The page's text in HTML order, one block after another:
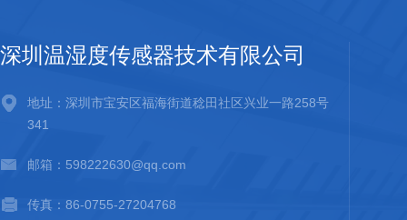
深圳温湿度传感器技术有限公司
地址：深圳市宝安区福海街道稔田社区兴业一路258号
341
邮箱：598222630@qq.com
传真：86-0755-27204768